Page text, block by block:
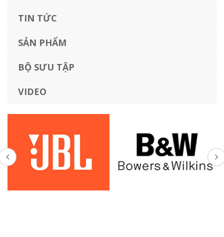
TIN TỨC
SẢN PHẨM
BỘ SƯU TẬP
VIDEO